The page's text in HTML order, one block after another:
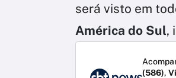
será visto em
América do Sul,
(586),